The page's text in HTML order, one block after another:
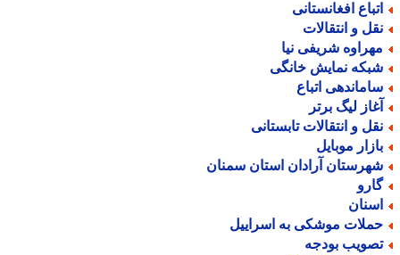
افغانستانی
و انتقالات
شریفی نیا
نمایش خانگی
اتباع
لیگ برتر
و انتقالات تابستانی
موبایل
آرادان استان سمنان
موشکی به اسراییل
بودجه